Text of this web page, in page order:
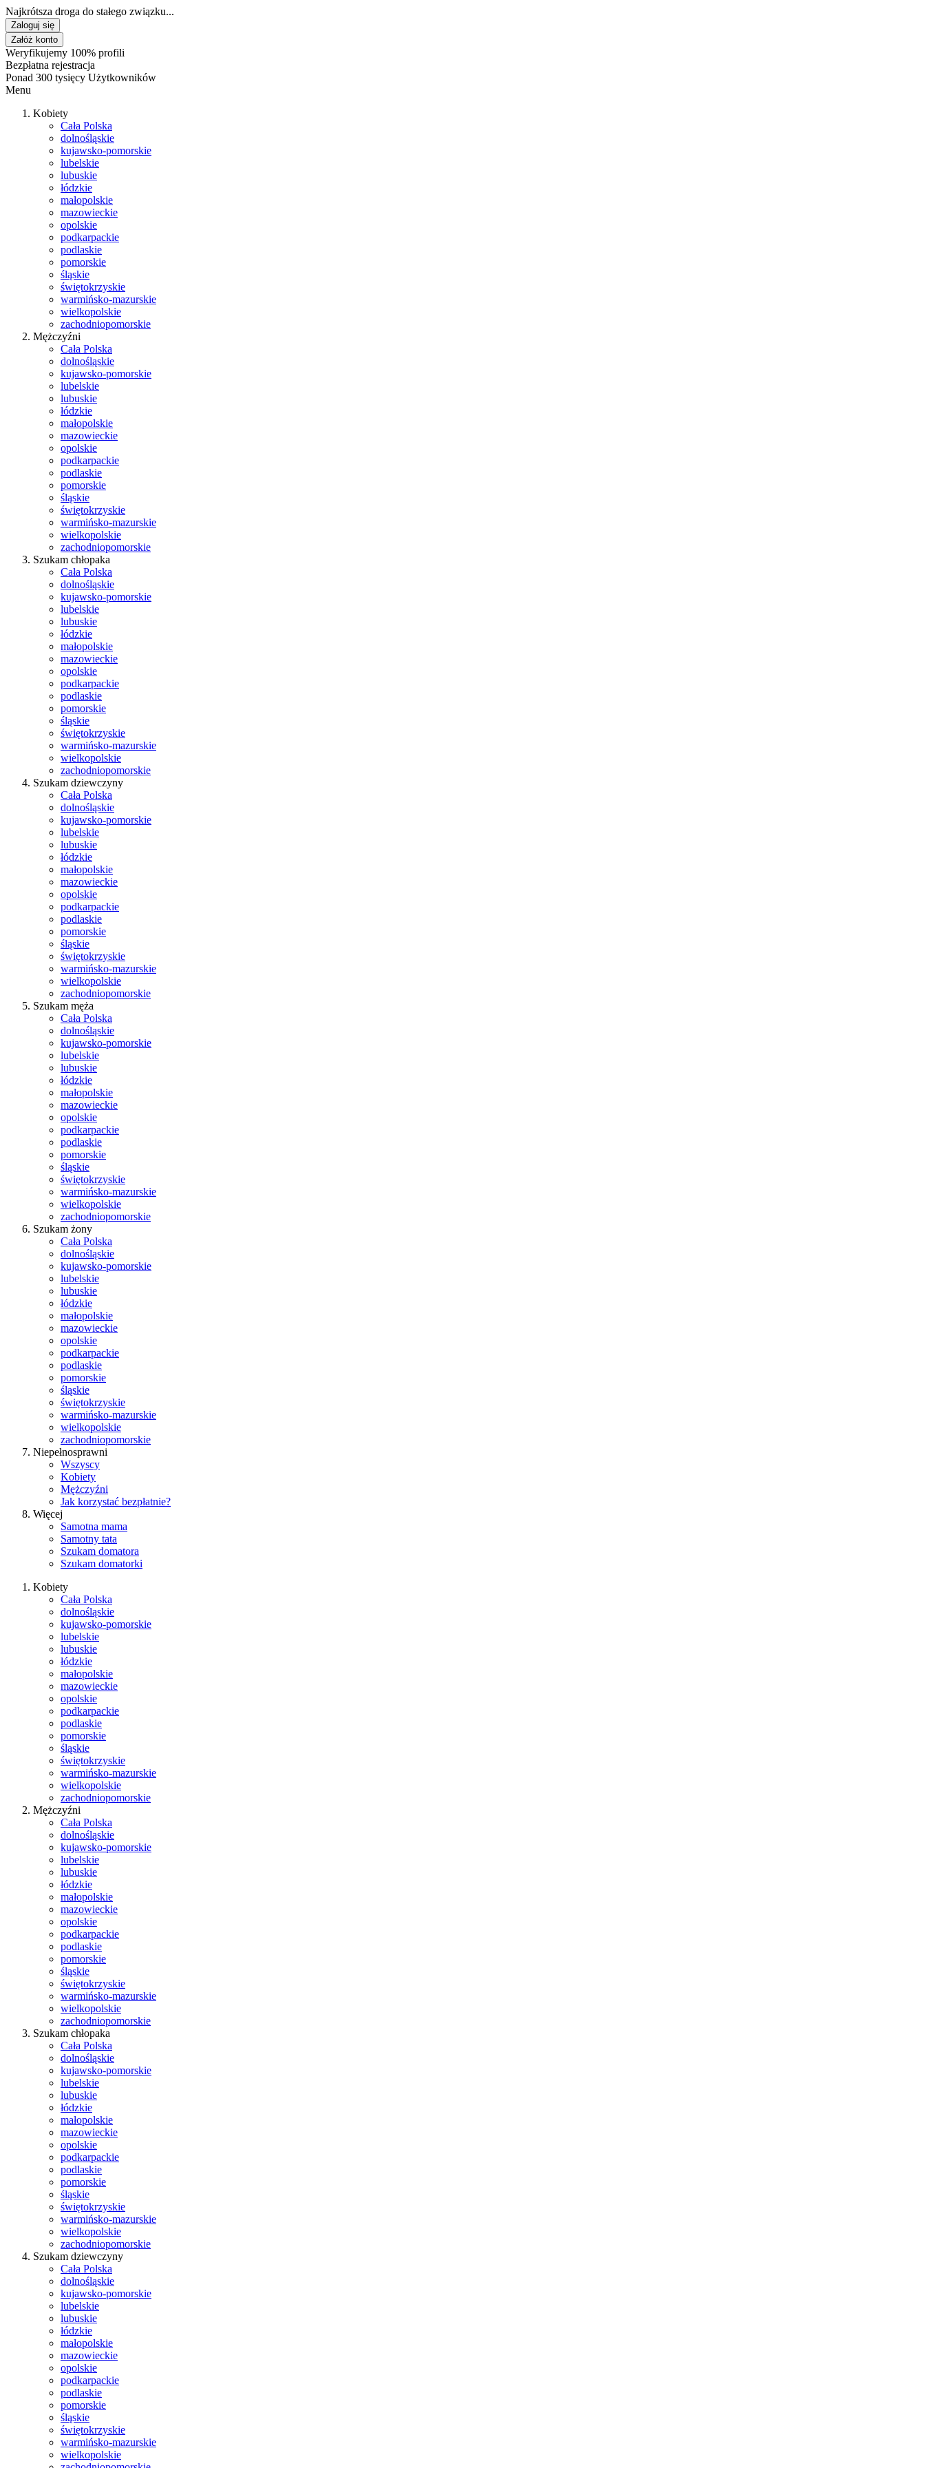
Najkrótsza droga do stałego związku...
Zaloguj się
Załóż konto
Weryfikujemy 100% profili
Bezpłatna rejestracja
Ponad 300 tysięcy Użytkowników
Menu
Kobiety
Cała Polska
dolnośląskie
kujawsko-pomorskie
lubelskie
lubuskie
łódzkie
małopolskie
mazowieckie
opolskie
podkarpackie
podlaskie
pomorskie
śląskie
świętokrzyskie
warmińsko-mazurskie
wielkopolskie
zachodniopomorskie
Mężczyźni
Cała Polska
dolnośląskie
kujawsko-pomorskie
lubelskie
lubuskie
łódzkie
małopolskie
mazowieckie
opolskie
podkarpackie
podlaskie
pomorskie
śląskie
świętokrzyskie
warmińsko-mazurskie
wielkopolskie
zachodniopomorskie
Szukam chłopaka
Cała Polska
dolnośląskie
kujawsko-pomorskie
lubelskie
lubuskie
łódzkie
małopolskie
mazowieckie
opolskie
podkarpackie
podlaskie
pomorskie
śląskie
świętokrzyskie
warmińsko-mazurskie
wielkopolskie
zachodniopomorskie
Szukam dziewczyny
Cała Polska
dolnośląskie
kujawsko-pomorskie
lubelskie
lubuskie
łódzkie
małopolskie
mazowieckie
opolskie
podkarpackie
podlaskie
pomorskie
śląskie
świętokrzyskie
warmińsko-mazurskie
wielkopolskie
zachodniopomorskie
Szukam męża
Cała Polska
dolnośląskie
kujawsko-pomorskie
lubelskie
lubuskie
łódzkie
małopolskie
mazowieckie
opolskie
podkarpackie
podlaskie
pomorskie
śląskie
świętokrzyskie
warmińsko-mazurskie
wielkopolskie
zachodniopomorskie
Szukam żony
Cała Polska
dolnośląskie
kujawsko-pomorskie
lubelskie
lubuskie
łódzkie
małopolskie
mazowieckie
opolskie
podkarpackie
podlaskie
pomorskie
śląskie
świętokrzyskie
warmińsko-mazurskie
wielkopolskie
zachodniopomorskie
Niepełnosprawni
Wszyscy
Kobiety
Mężczyźni
Jak korzystać bezpłatnie?
Więcej
Samotna mama
Samotny tata
Szukam domatora
Szukam domatorki
Kobiety
Cała Polska
dolnośląskie
kujawsko-pomorskie
lubelskie
lubuskie
łódzkie
małopolskie
mazowieckie
opolskie
podkarpackie
podlaskie
pomorskie
śląskie
świętokrzyskie
warmińsko-mazurskie
wielkopolskie
zachodniopomorskie
Mężczyźni
Cała Polska
dolnośląskie
kujawsko-pomorskie
lubelskie
lubuskie
łódzkie
małopolskie
mazowieckie
opolskie
podkarpackie
podlaskie
pomorskie
śląskie
świętokrzyskie
warmińsko-mazurskie
wielkopolskie
zachodniopomorskie
Szukam chłopaka
Cała Polska
dolnośląskie
kujawsko-pomorskie
lubelskie
lubuskie
łódzkie
małopolskie
mazowieckie
opolskie
podkarpackie
podlaskie
pomorskie
śląskie
świętokrzyskie
warmińsko-mazurskie
wielkopolskie
zachodniopomorskie
Szukam dziewczyny
Cała Polska
dolnośląskie
kujawsko-pomorskie
lubelskie
lubuskie
łódzkie
małopolskie
mazowieckie
opolskie
podkarpackie
podlaskie
pomorskie
śląskie
świętokrzyskie
warmińsko-mazurskie
wielkopolskie